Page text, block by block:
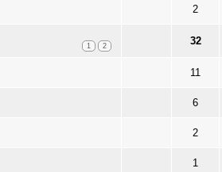
2
1 2 32
11
6
2
1